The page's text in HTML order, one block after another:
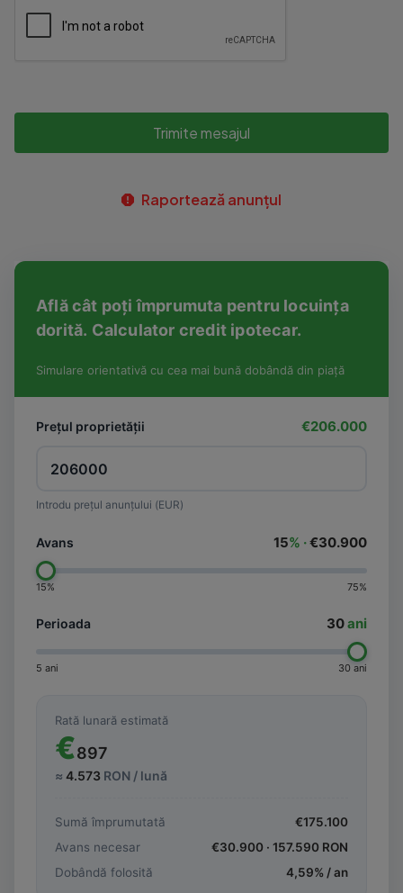
Trimite mesajul
Raportează anunțul
Află cât poți împrumuta pentru locuința
dorită. Calculator credit ipotecar.
Simulare orientativă cu cea mai bună dobândă din piață
Prețul proprietății €206.000
Introdu prețul anunțului (EUR)
Avans 15% ·€30.900
15% 75%
Perioada 30ani
5 ani 30 ani
Rată lunară estimată
€897
≈ 4.573 RON / lună
Sumă împrumutată €175.100
Avans necesar
€30.900 · 157.590 RON
Dobândă folosită
4,59% / an